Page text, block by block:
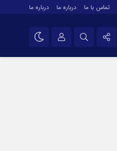
تماس با ما درباره ما درباره ما